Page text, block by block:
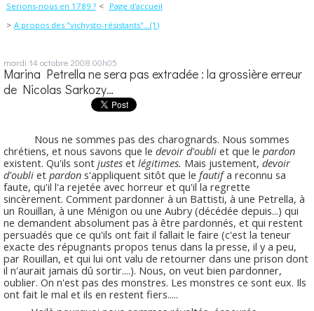
Serions-nous en 1789 ?
Page d'accueil
A propos des "vichysto-résistants"...(1)
mardi 14 octobre 2008 00h05
Marina Petrella ne sera pas extradée : la grossière erreur
de Nicolas Sarkozy…
Nous ne sommes pas des charognards. Nous sommes
chrétiens, et nous savons que le devoir d'oubli et que le pardon
existent. Qu'ils sont justes et légitimes. Mais justement, devoir
d'oubli et pardon s'appliquent sitôt que le fautif a reconnu sa
faute, qu'il l'a rejetée avec horreur et qu'il la regrette
sincèrement. Comment pardonner à un Battisti, à une Petrella, à
un Rouillan, à une Ménigon ou une Aubry(décédée depuis...) qui
ne demandent absolument pas à être pardonnés, et qui restent
persuadés que ce qu'ils ont fait il fallait le faire (c'est la teneur
exacte des répugnants propos tenus dans la presse, il y a peu,
par Rouillan, et qui lui ont valu de retourner dans une prison dont
il n'aurait jamais dû sortir....). Nous, on veut bien pardonner,
oublier. On n'est pas des monstres. Les monstres ce sont eux. Ils
ont fait le mal et ils en restent fiers.....